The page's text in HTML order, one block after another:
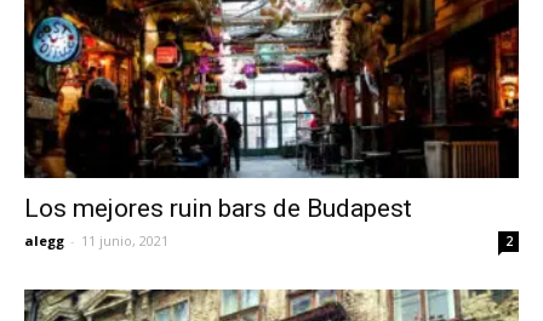
Los mejores ruin bars de Budapest
alegg - 11 junio, 2021 2